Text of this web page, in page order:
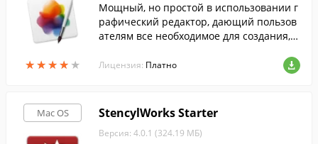
★★★★ ★
★★★★ ★
Мощный, но простой в использовании г
рафический редактор, дающий пользов
ателям все необходимое для создания, р
ий.
Лицензия: Платно
Mac OS StencylWorks Starter
Версия: 4.0.1 (324.19 МБ)